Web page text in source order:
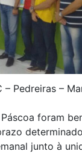
Pedreiras –
foram
junto à